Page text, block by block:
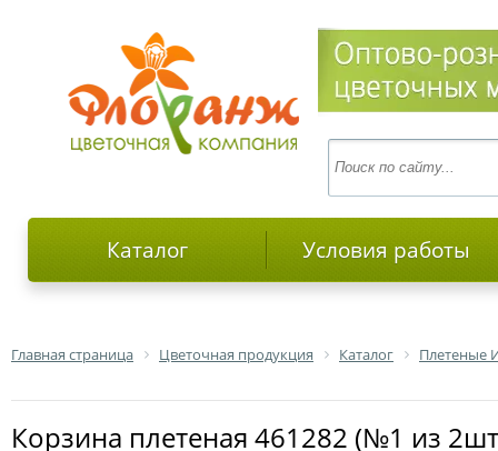
Каталог Условия работы
Главная страница Цветочная продукция Каталог Плетеные
Корзина плетеная 461282 (№1 из